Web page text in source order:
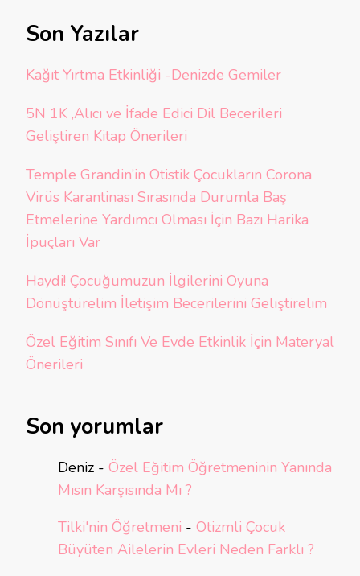
Son Yazılar
Kağıt Yırtma Etkinliği -Denizde Gemiler
5N 1K ,Alıcı ve İfade Edici Dil Becerileri
Geliştiren Kitap Önerileri
Temple Grandin’in Otistik Çocukların Corona
Virüs Karantinası Sırasında Durumla Baş
Etmelerine Yardımcı Olması İçin Bazı Harika
İpuçları Var
Haydi! Çocuğumuzun İlgilerini Oyuna
Dönüştürelim İletişim Becerilerini Geliştirelim
Özel Eğitim Sınıfı Ve Evde Etkinlik İçin Materyal
Önerileri
Son yorumlar
Deniz - Özel Eğitim Öğretmeninin Yanında
Mısın Karşısında Mı ?
Tilki'nin Öğretmeni - Otizmli Çocuk
Büyüten Ailelerin Evleri Neden Farklı ?